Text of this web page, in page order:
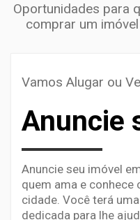
Oportunidades para
comprar um
Vamos Alugar ou
Anuncie
Anuncie seu imóvel
quem ama e conhece
cidade. Você terá
dedicada para lhe